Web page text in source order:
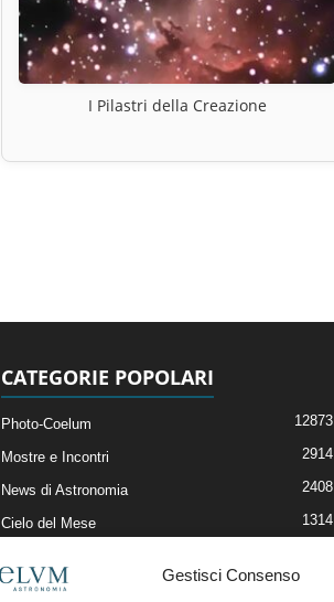
Gestisci Consenso
I Pilastri della Creazione
CATEGORIE POPOLARI
Photo-Coelum 12873
Mostre e Incontri 2914
News di Astronomia 2408
Cielo del Mese 1314
Articoli e Risorse On-Line